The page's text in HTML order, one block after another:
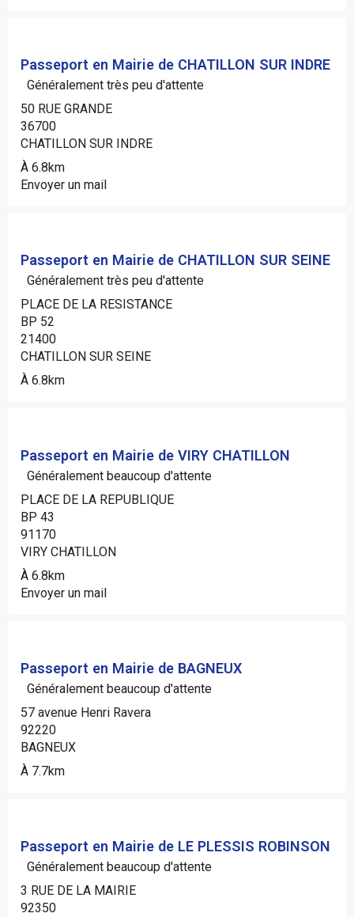
Passeport en Mairie de CHATILLON SUR INDRE
Généralement très peu d'attente
50 RUE GRANDE
36700
CHATILLON SUR INDRE
À 6.8km
Envoyer un mail
Passeport en Mairie de CHATILLON SUR SEINE
Généralement très peu d'attente
PLACE DE LA RESISTANCE
BP 52
21400
CHATILLON SUR SEINE
À 6.8km
Passeport en Mairie de VIRY CHATILLON
Généralement beaucoup d'attente
PLACE DE LA REPUBLIQUE
BP 43
91170
VIRY CHATILLON
À 6.8km
Envoyer un mail
Passeport en Mairie de BAGNEUX
Généralement beaucoup d'attente
57 avenue Henri Ravera
92220
BAGNEUX
À 7.7km
Passeport en Mairie de LE PLESSIS ROBINSON
Généralement beaucoup d'attente
3 RUE DE LA MAIRIE
92350